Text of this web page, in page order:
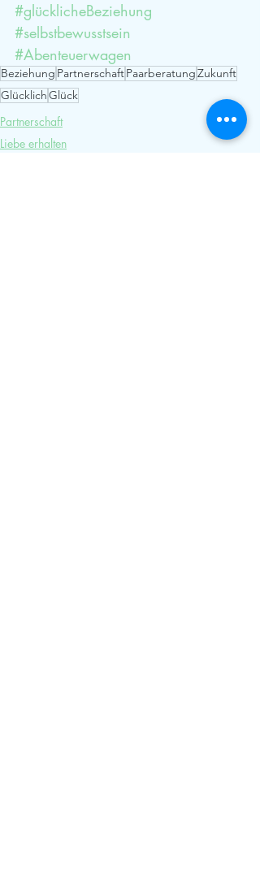
#glücklicheBeziehung
#selbstbewusstsein
#Abenteuerwagen
Beziehung PartnerschaftPaarberatungZukunft
GlücklichGlück
Partnerschaft
Liebe erhalten